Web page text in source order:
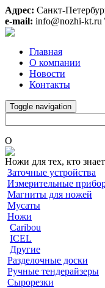
Адрес: Санкт-
e-mail: info@nozhi-kt.ru
Главная
О компании
Новости
Контакты
Toggle navigation
O
Ножи для тех, кто
Заточные устройства
Измерительные
Магниты для ножей
Мусаты
Ножи
Caribou
ICEL
Другие
Разделочные доски
Ручные тендерайзеры
Сырорезки